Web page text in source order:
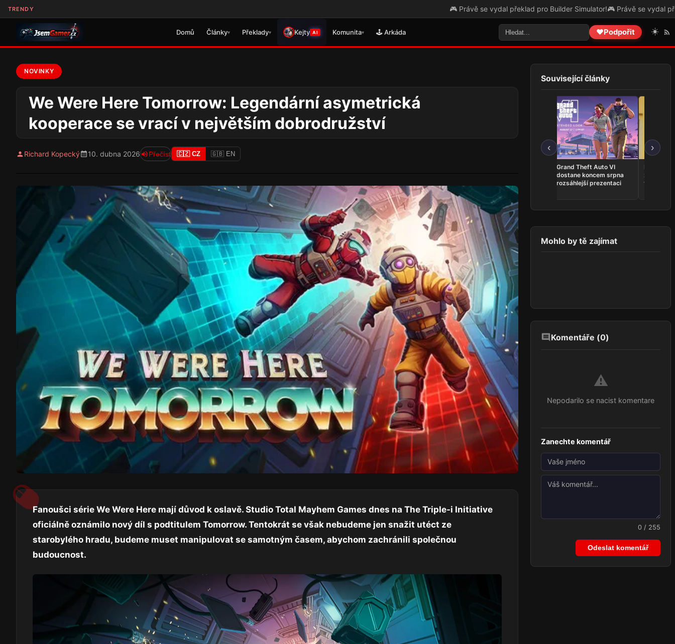
TRENDY 🎮 Právě se vydal překlad pro Builder Simulator! 🎮 Právě se vydal překlad pro The
Domů Články▾ Překlady▾ Kejty AI Komunita▾ 🕹️ Arkáda ❤️Podpořit ☀️
NOVINKY
We Were Here Tomorrow: Legendární asymetrická
kooperace se vrací v největším dobrodružství
Richard Kopecký 10. dubna 2026 Přečíst 🇨🇿 CZ 🇬🇧 EN
Fanoušci série We Were Here mají důvod k oslavě. Studio Total Mayhem Games dnes na The Triple-i Initiative
oficiálně oznámilo nový díl s podtitulem Tomorrow. Tentokrát se však nebudeme jen snažit utéct ze
starobylého hradu, budeme muset manipulovat se samotným časem, abychom zachránili společnou
budoucnost.
Související články
‹
Grand Theft Auto VI
dostane koncem srpna
rozsáhlejší prezentaci
z
vlastní
›
Mohlo by tě zajímat
Komentáře (0)
⚠️
Nepodarilo se nacist komentare
Zanechte komentář
0 / 255
Odeslat komentář